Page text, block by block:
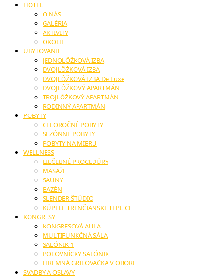
HOTEL
O NÁS
GALÉRIA
AKTIVITY
OKOLIE
UBYTOVANIE
JEDNOLÔŽKOVÁ IZBA
DVOJLÔŽKOVÁ IZBA
DVOJLÔŽKOVÁ IZBA De Luxe
DVOJLÔŽKOVÝ APARTMÁN
TROJLÔŽKOVÝ APARTMÁN
RODINNÝ APARTMÁN
POBYTY
CELOROČNÉ POBYTY
SEZÓNNE POBYTY
POBYTY NA MIERU
WELLNESS
LIEČEBNÉ PROCEDÚRY
MASAŽE
SAUNY
BAZÉN
SLENDER ŠTÚDIO
KÚPELE TRENČIANSKE TEPLICE
KONGRESY
KONGRESOVÁ AULA
MULTIFUNKČNÁ SÁLA
SALÓNIK 1
POĽOVNÍCKY SALÓNIK
FIREMNÁ GRILOVAČKA V OBORE
SVADBY A OSLAVY